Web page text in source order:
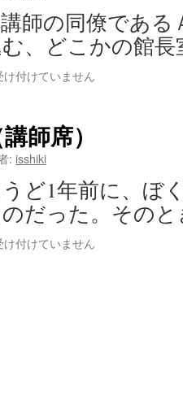
師の同僚である
、どこかの館
け付けていません
師席）
: isshiki
ど1年前に、ぼ
のだった。その
け付けていません